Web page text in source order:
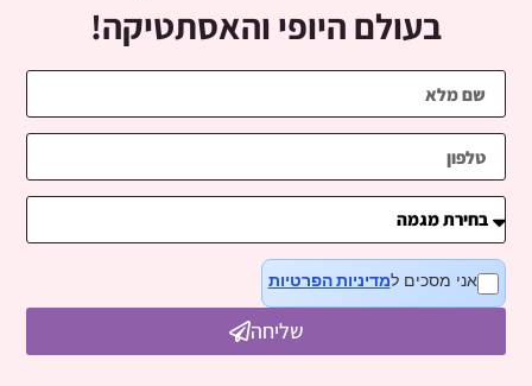
בעולם היופי והאסתטיקה!
אני מסכים למדיניות הפרטיות
שליחה